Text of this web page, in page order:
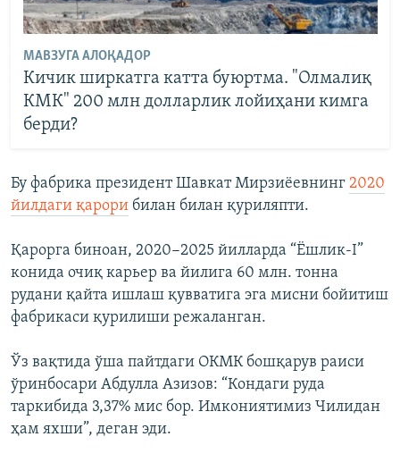
МАВЗУГА АЛОҚАДОР
Кичик ширкатга катта буюртма. "Олмалиқ
КМК" 200 млн долларлик лойиҳани кимга
берди?
Бу фабрика президент Шавкат Мирзиёевнинг 2020
йилдаги қарори билан билан қуриляпти.
Қарорга биноан, 2020−2025 йилларда “Ёшлик-I”
конида очиқ карьер ва йилига 60 млн. тонна
рудани қайта ишлаш қувватига эга мисни бойитиш
фабрикаси қурилиши режаланган.
Ўз вақтида ўша пайтдаги ОКМК бошқарув раиси
ўринбосари Абдулла Азизов: “Кондаги руда
таркибида 3,37% мис бор. Имкониятимиз Чилидан
ҳам яхши”, деган эди.